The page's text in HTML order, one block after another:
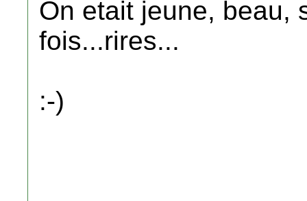
On etait jeune, beau,
fois...rires...
:-)